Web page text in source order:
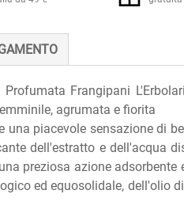
Profumata Frangipani
agrumata e fiorita
piacevole sensazione di
dell'estratto e dell'acqua
preziosa azione
ed equosolidale, dell'olio di